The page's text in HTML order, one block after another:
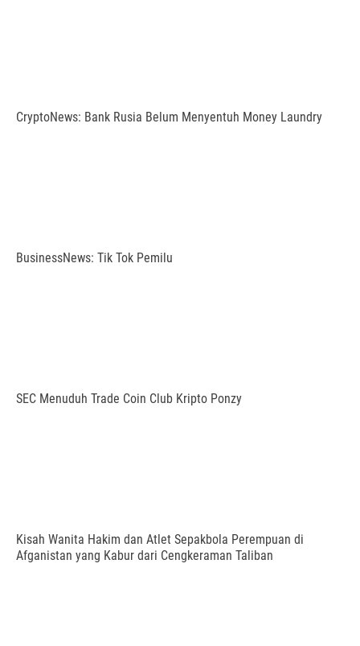
CryptoNews: Bank Rusia Belum Menyentuh Money Laundry
BusinessNews: Tik Tok Pemilu
SEC Menuduh Trade Coin Club Kripto Ponzy
Kisah Wanita Hakim dan Atlet Sepakbola Perempuan di
Afganistan yang Kabur dari Cengkeraman Taliban